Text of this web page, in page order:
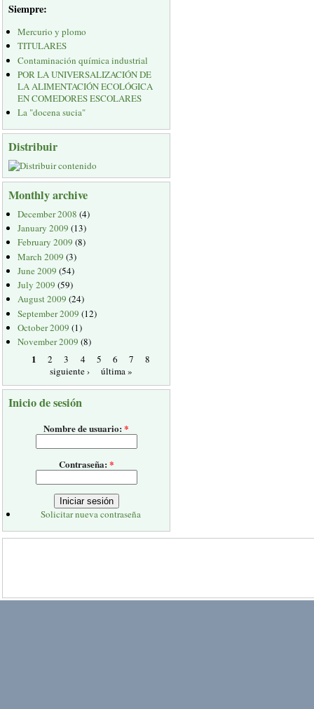
Siempre:
Mercurio y plomo
TITULARES
Contaminación química industrial
POR LA UNIVERSALIZACIÓN DE
LA ALIMENTACIÓN ECOLÓGICA
EN COMEDORES ESCOLARES
La "docena sucia"
Distribuir
Monthly archive
December 2008 (4)
January 2009 (13)
February 2009 (8)
March 2009 (3)
June 2009 (54)
July 2009 (59)
August 2009 (24)
September 2009 (12)
October 2009 (1)
November 2009 (8)
1 2 3 4 5 6 7
8
siguiente ›
última »
Inicio de sesión
Nombre de usuario:*
Contraseña:*
Solicitar nueva contraseña